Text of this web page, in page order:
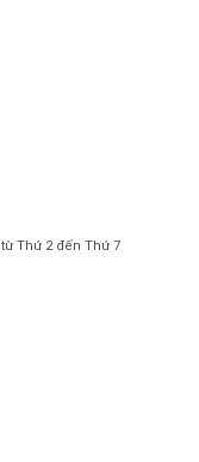
Thứ 2 đến Thứ 7